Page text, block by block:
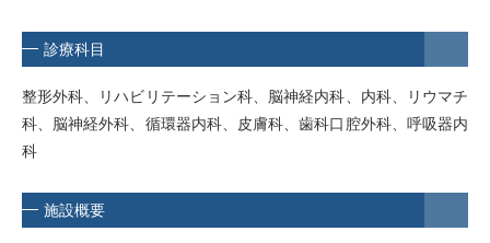
診療科目
整形外科、リハビリテーション科、脳神経内科、内科、リウマチ
科、脳神経外科、循環器内科、皮膚科、歯科口腔外科、呼吸器内
科
施設概要